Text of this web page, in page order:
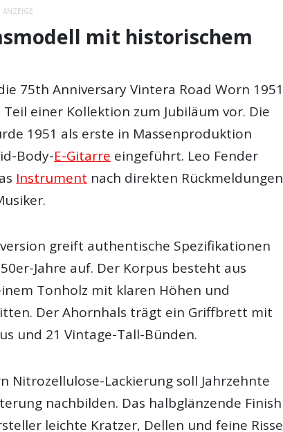
ANZEIGE
mit historischem
75th Anniversary Vintera Road Worn 1951
Teil einer Kollektion zum Jubiläum vor. Die
1951 als erste in Massenproduktion
Body-E-Gitarre eingeführt. Leo Fender
Instrument nach direkten Rückmeldungen
greift authentische Spezifikationen
Jahre auf. Der Korpus besteht aus
Tonholz mit klaren Höhen und
Der Ahornhals trägt ein Griffbrett mit
und 21 Vintage-Tall-Bünden.
Nitrozellulose-Lackierung soll Jahrzehnte
nachbilden. Das halbglänzende Finish
leichte Kratzer, Dellen und feine Risse